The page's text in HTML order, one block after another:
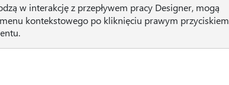
w interakcję z przepływem pracy Designer, mogą
kontekstowego po kliknięciu prawym przyciskiem